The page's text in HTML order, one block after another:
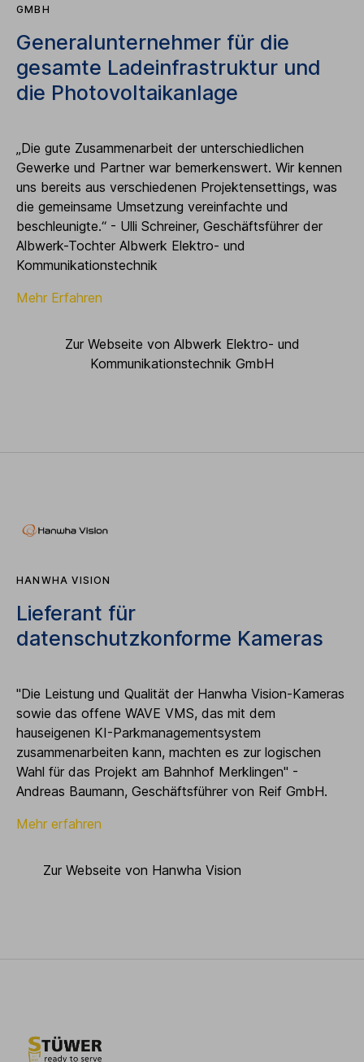
GMBH
Generalunternehmer für die
gesamte Ladeinfrastruktur und
die Photovoltaikanlage
„Die gute Zusammenarbeit der unterschiedlichen
Gewerke und Partner war bemerkenswert. Wir kennen
uns bereits aus verschiedenen Projektensettings, was
die gemeinsame Umsetzung vereinfachte und
beschleunigte.“ - Ulli Schreiner, Geschäftsführer der
Albwerk-Tochter Albwerk Elektro- und
Kommunikationstechnik
Mehr Erfahren
Zur Webseite von Albwerk Elektro- und
Kommunikationstechnik GmbH
HANWHA VISION
Lieferant für
datenschutzkonforme Kameras
"Die Leistung und Qualität der Hanwha Vision-Kameras
sowie das offene WAVE VMS, das mit dem
hauseigenen KI-Parkmanagementsystem
zusammenarbeiten kann, machten es zur logischen
Wahl für das Projekt am Bahnhof Merklingen" -
Andreas Baumann, Geschäftsführer von Reif GmbH.
Mehr erfahren
Zur Webseite von Hanwha Vision